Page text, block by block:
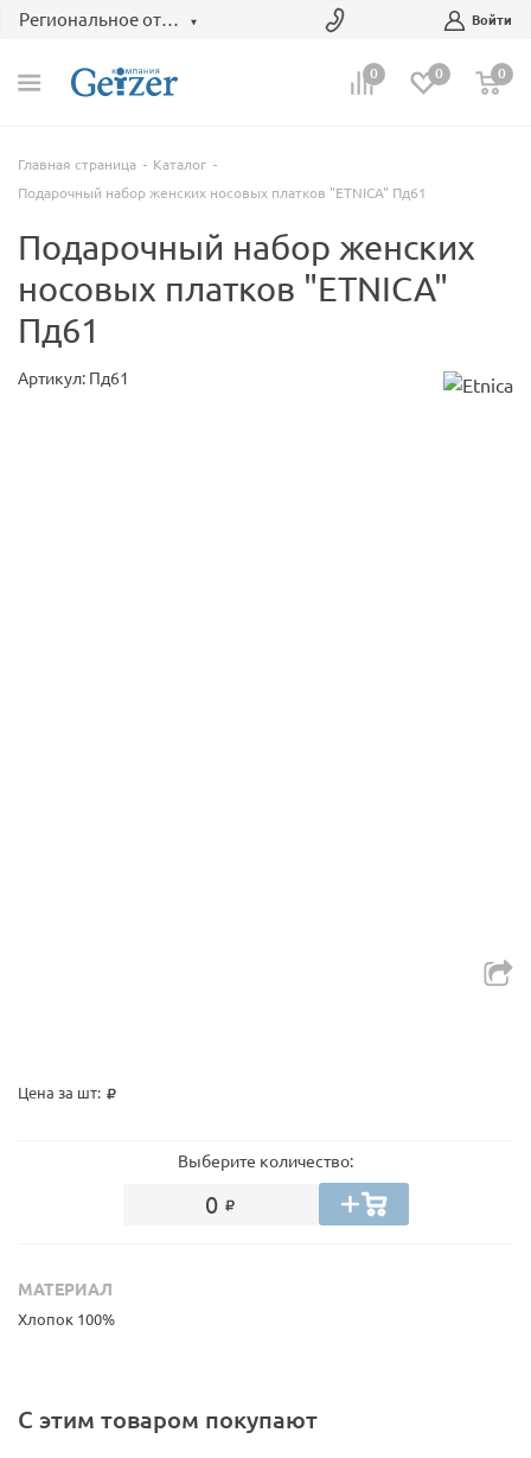
Региональное отделение Войти
0 0 0
Главная страница
Каталог
Подарочный набор женских носовых платков "ETNICA" Пд61
Подарочный набор женских
носовых платков "ETNICA"
Пд61
Артикул: Пд61
Цена за шт:
Выберите количество:
0
МАТЕРИАЛ
Хлопок 100%
С этим товаром покупают